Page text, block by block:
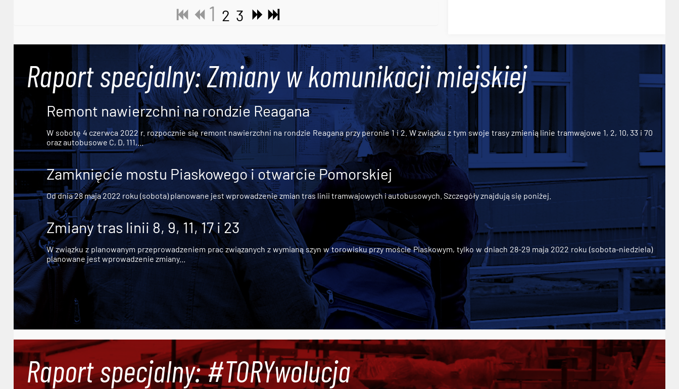
1 2 3
Raport specjalny: Zmiany w komunikacji miejskiej
Remont nawierzchni na rondzie Reagana
W sobotę 4 czerwca 2022 r. rozpocznie się remont nawierzchni na rondzie Reagana przy peronie 1 i 2. W związku z tym swoje trasy zmienią linie tramwajowe 1, 2, 10, 33 i 70
oraz autobusowe C, D, 111,...
Zamknięcie mostu Piaskowego i otwarcie Pomorskiej
Od dnia 28 maja 2022 roku (sobota) planowane jest wprowadzenie zmian tras linii tramwajowych i autobusowych. Szczegóły znajdują się poniżej.
Zmiany tras linii 8, 9, 11, 17 i 23
W związku z planowanym przeprowadzeniem prac związanych z wymianą szyn w torowisku przy moście Piaskowym, tylko w dniach 28-29 maja 2022 roku (sobota-niedziela)
planowane jest wprowadzenie zmiany...
Raport specjalny: #TORYwolucja